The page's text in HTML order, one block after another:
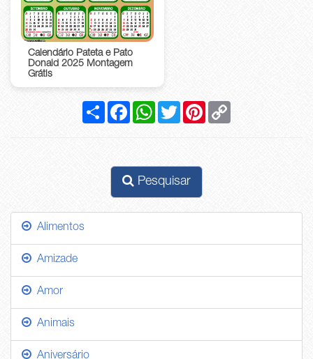
Calendário Pateta e Pato
Donald 2025 Montagem
Grátis
Compartilhar
FacebookWhatsApp
Twitter Pinterest
Pesquisar
Alimentos
Amizade
Amor
Animais
Aniversário